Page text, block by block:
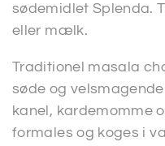
sødemidlet Splenda.
eller mælk.
Traditionel masala
søde og
kanel, kardemomme
formales og koges i